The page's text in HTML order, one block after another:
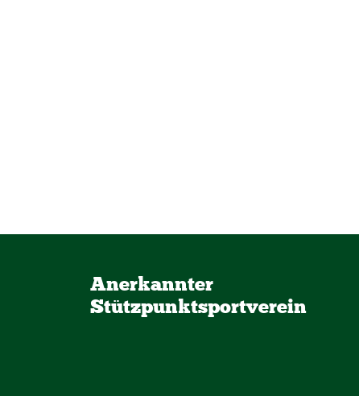
Anerkannter
Stützpunktsportverein